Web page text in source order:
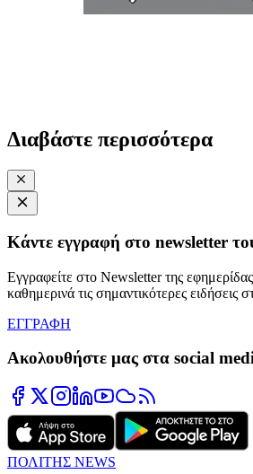
Διαβάστε περισσότερα
Κάντε εγγραφή στο newsletter
Εγγραφείτε στο Newsletter της
καθημερινά τις σημαντικότερες ειδήσεις
ΕΓΓΡΑΦΗ
Ακολουθήστε μας στα social
ΠΟΛΙΤΗΣ NEWS